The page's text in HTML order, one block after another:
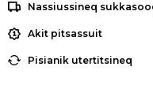
Nassiussineq
Akit pitsassuit
Pisianik utertitsineq